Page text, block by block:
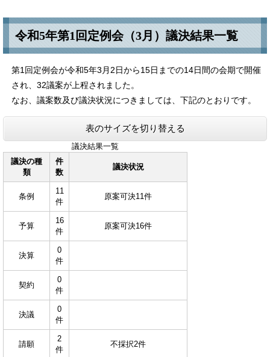
令和5年第1回定例会（3月）議決結果一覧
第1回定例会が令和5年3月2日から15日までの14日間の会期で開催
され、32議案が上程されました。
なお、議案数及び議決状況につきましては、下記のとおりです。
表のサイズを切り替える
議決結果一覧
議決の種
類
件
数
議決状況
条例
11
件
原案可決11件
予算
16
件
原案可決16件
決算
0
件
契約
0
件
決議
0
件
請願
2
件
不採択2件